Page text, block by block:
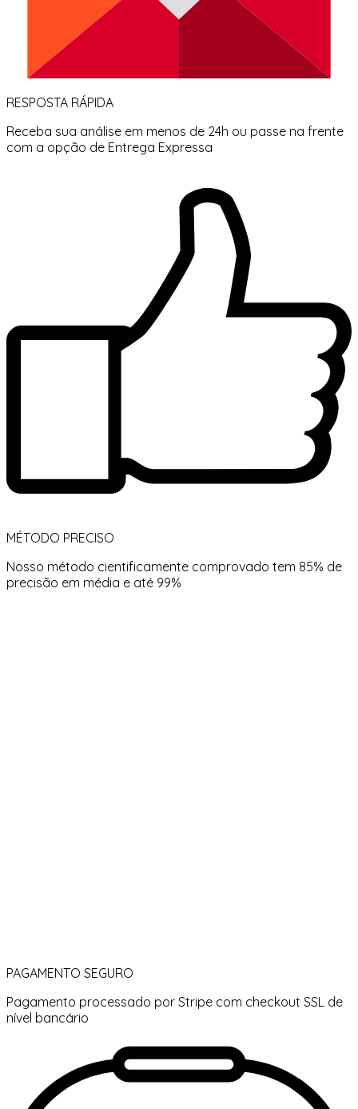
RESPOSTA RÁPIDA
Receba sua análise em menos de 24h ou passe na frente
com a opção de Entrega Expressa
MÉTODO PRECISO
Nosso método cientificamente comprovado tem 85% de
precisão em média e até 99%
PAGAMENTO SEGURO
Pagamento processado por Stripe com checkout SSL de
nível bancário